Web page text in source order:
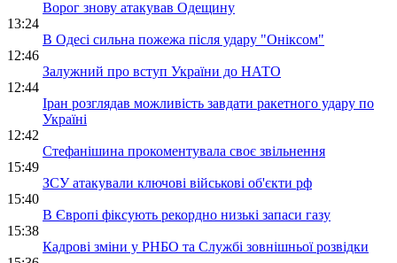
Ворог знову атакував Одещину
13:24
В Одесі сильна пожежа після удару "Оніксом"
12:46
Залужний про вступ України до НАТО
12:44
Іран розглядав можливість завдати ракетного удару по
Україні
12:42
Стефанішина прокоментувала своє звільнення
15:49
ЗСУ атакували ключові військові об'єкти рф
15:40
В Європі фіксують рекордно низькі запаси газу
15:38
Кадрові зміни у РНБО та Службі зовнішньої розвідки